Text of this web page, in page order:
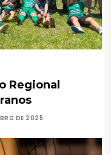
Regional
DE 2025